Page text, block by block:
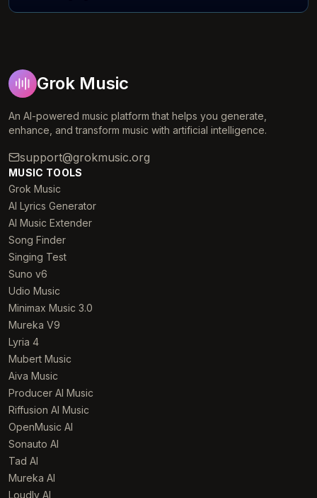
Grok Music
An AI-powered music platform that helps you generate,
enhance, and transform music with artificial intelligence.
support@grokmusic.org
MUSIC TOOLS
Grok Music
AI Lyrics Generator
AI Music Extender
Song Finder
Singing Test
Suno v6
Udio Music
Minimax Music 3.0
Mureka V9
Lyria 4
Mubert Music
Aiva Music
Producer AI Music
Riffusion AI Music
OpenMusic AI
Sonauto AI
Tad AI
Mureka AI
Loudly AI